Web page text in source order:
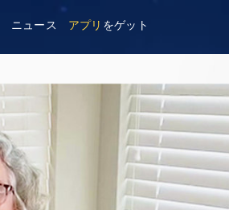
ニュース アプリ をゲット